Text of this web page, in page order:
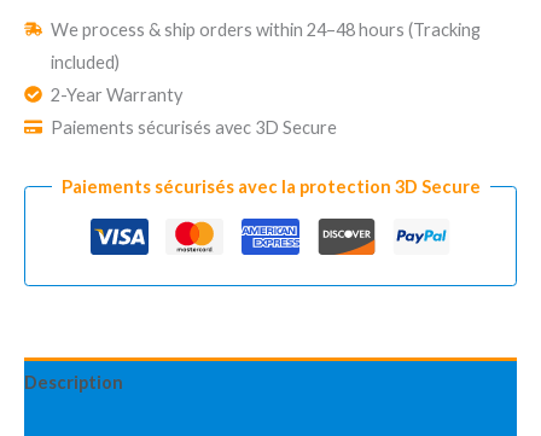
We process & ship orders within 24–48 hours (Tracking
included)
2-Year Warranty
Paiements sécurisés avec 3D Secure
Paiements sécurisés avec la protection 3D Secure
Description